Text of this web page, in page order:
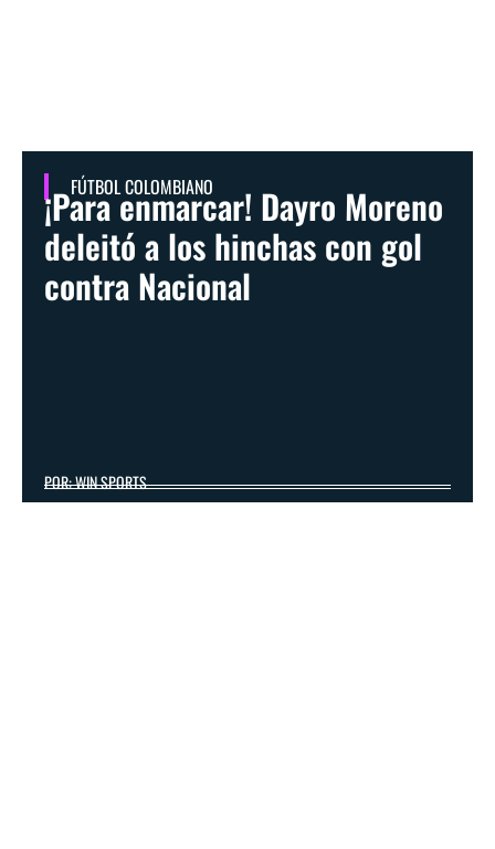
FÚTBOL COLOMBIANO
¡Para enmarcar! Dayro Moreno
deleitó a los hinchas con gol
contra Nacional
POR: WIN SPORTS